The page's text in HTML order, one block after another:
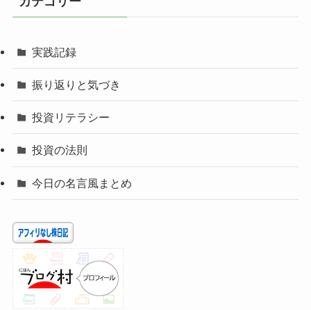
実践記録
振り返りと気づき
投資リテラシー
投資の法則
今日の名言風まとめ